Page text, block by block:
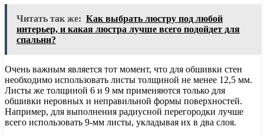
Читать так же: Как выбрать люстру под любой
интерьер, и какая люстра лучше всего подойдет для
спальни?
Очень важным является тот момент, что для обшивки стен
необходимо использовать листы толщиной не менее 12,5 мм.
Листы же толщиной 6 и 9 мм применяются только для
обшивки неровных и неправильной формы поверхностей.
Например, для выполнения радиусной перегородки лучше
всего использовать 9-мм листы, укладывая их в два слоя.